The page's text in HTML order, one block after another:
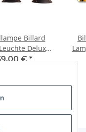
Billard
Deluxe
Schwarz
€*